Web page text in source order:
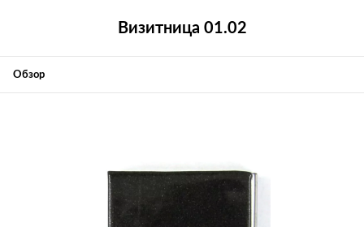
Визитница 01.02
Обзор